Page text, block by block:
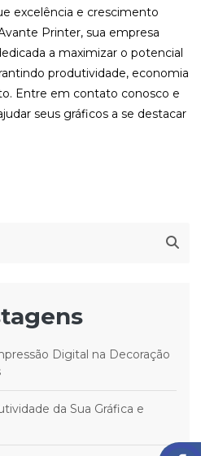
excelência e crescimento
Printer, sua empresa
a maximizar o potencial
produtividade, economia
Entre em contato conosco e
seus gráficos a se destacar
Digital na Decoração
da Sua Gráfica e